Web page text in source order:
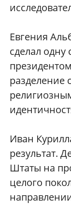
Евгения
сделал
разделение
Иван
результат.
Штаты на
целого